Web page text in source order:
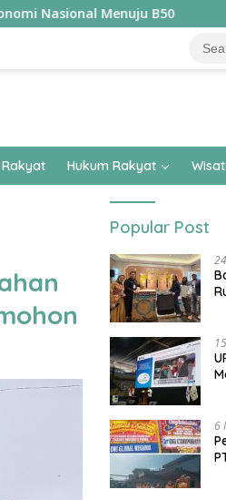
B50 Tim Pertalight
Hukum Rakyat
Popular Post
6